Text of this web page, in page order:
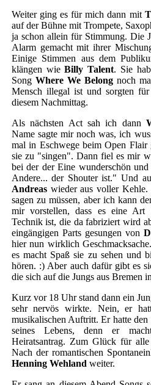
Weiter ging es für mich dann mit
auf der Bühne mit Trompete,
ja schon allein für Stimmung. Die
Alarm gemacht mit ihrer
Einige Stimmen aus dem
klängen wieBilly Talent. Sie
Song Where We Belong noch
Mensch illegal ist und sorgten
diesem Nachmittag.
Als nächsten Act sah ich dann
Name sagte mir noch was, ich
mal in Eschwege beim Open Flair
sie zu "singen". Dann fiel es mir
bei der der Eine wunderschön
Andere... der Shouter ist." Und
Andreas wieder aus voller
sagen zu müssen, aber ich kann
mir vorstellen, dass es eine Art
Technik ist, die da fabriziert wird
eingängigen Parts gesungen von
hier nun wirklich
es macht Spaß sie zu sehen und
hören. :) Aber auch dafür gibt es
die sich auf die Jungs aus Bremen
Kurz vor 18 Uhr stand dann ein
sehr nervös wirkte. Nein, er
musikalischen Auftritt. Er hatte
seines Lebens, denn er
Heiratsantrag. Zum Glück für
Nach der romantischen
Henning Wehland weiter.